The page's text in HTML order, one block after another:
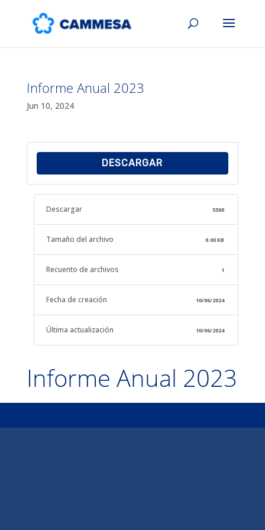
Informe Anual 2023
Jun 10, 2024
DESCARGAR
Descargar 5500
Tamaño del archivo 0.00 KB
Recuento de archivos 1
Fecha de creación 10/06/2024
Última actualización 10/06/2024
Informe Anual 2023